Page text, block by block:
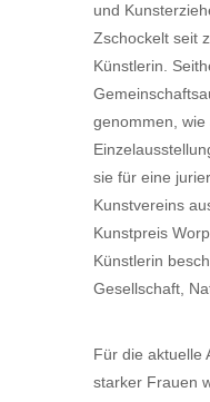
und
Zschockelt seit
Künstlerin.
genommen,
sie für eine
Kunstvereins
Kunstpreis
Künstlerin
Gesellschaft,
Für die aktuelle
starker Frauen